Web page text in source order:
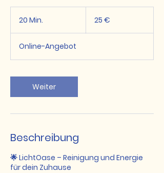
20 Min.
i
n
25 €
Online-Angebot
Weiter
Beschreibung
🌟 LichtOase – Reinigung und Energie
für dein Zuhause